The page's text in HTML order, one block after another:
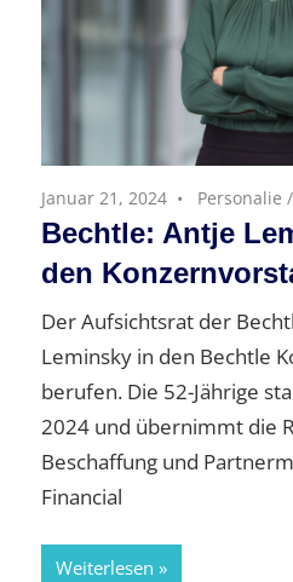
Januar 21, 2024 Personalie /
Bechtle: Antje
den
Der Aufsichtsrat der
Leminsky in den Bechtle
berufen. Die 52-Jährige
2024 und übernimmt die
Beschaffung und
Financial
Weiterlesen